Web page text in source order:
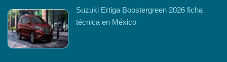
Suzuki Ertiga Boostergreen 2026 ficha
técnica en México